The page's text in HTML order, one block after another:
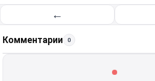
←
Комментарии 0